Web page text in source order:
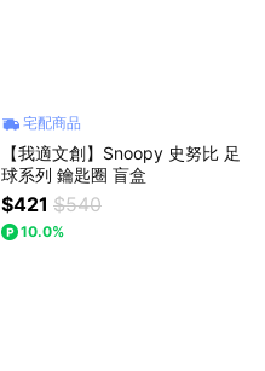
宅配商品
【我適文創】Snoopy 史努比 足
球系列 鑰匙圈 盲盒
$421 $540
10.0%